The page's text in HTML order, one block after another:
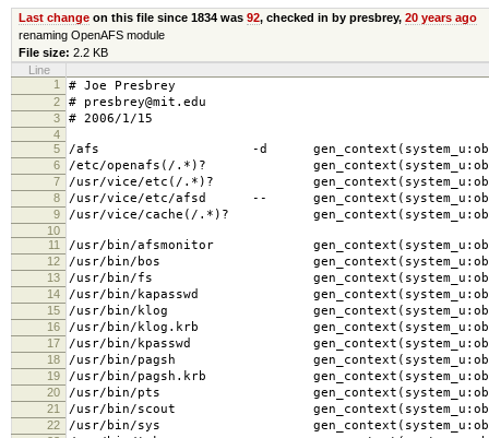
Last changeon this file since 1834 was 92, checked in by presbrey, 20 years ago
renaming OpenAFS module
File size: 2.2 KB
Line
1
# Joe Presbrey
2 # presbrey@mit.edu
3 # 2006/1/15
4
5
/afs -d
6 /etc/openafs(/.*)?
7 /usr/vice/etc(/.*)?
8 /usr/vice/etc/afsd --
9 /usr/vice/cache(/.*)?
10
11
/usr/bin/afsmonitor
12 /usr/bin/bos
13 /usr/bin/fs
14 /usr/bin/kapasswd
15 /usr/bin/klog
16 /usr/bin/klog.krb
17 /usr/bin/kpasswd
18 /usr/bin/pagsh
19 /usr/bin/pagsh.krb
20 /usr/bin/pts
21 /usr/bin/scout
22 /usr/bin/sys